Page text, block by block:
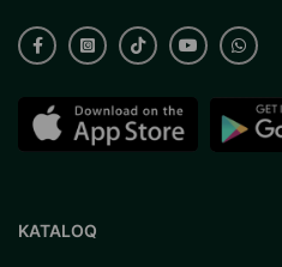
KATALOQ